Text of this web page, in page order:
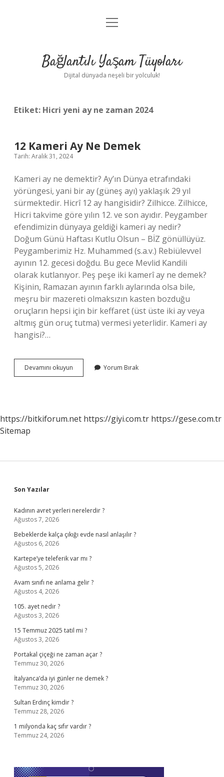
Anasayfa
Yasal Uyarı
menüyü
Bağlantılı Yaşam Tüyoları
Dijital dünyada neşeli bir yolculuk!
Etiket: Hicri yeni ay ne zaman 2024
12 Kameri Ay Ne Demek
Tarih: Aralık 31, 2024
Kameri ay ne demektir? Ay’ın Dünya etrafındaki
yörüngesi, yani bir ay (güneş ayı) yaklaşık 29 yıl
sürmektedir. Hicrî 12 ay hangisidir? Zilhicce. Zilhicce,
Hicri takvime göre yılın 12. ve son ayıdır. Peygamber
efendimizin dünyaya geldiği kameri ay nedir?
Doğum Günü Haftası Kutlu Olsun – BİZ gönüllüyüz.
Peygamberimiz Hz. Muhammed (s.a.v.) Rebiülevvel
ayının 12. gecesi doğdu. Bu gece Mevlid Kandili
olarak kutlanıyor. Peş peşe iki kamerî ay ne demek?
Kişinin, Ramazan ayının farklı aylarında olsa bile,
meşru bir mazereti olmaksızın kasten bozduğu
oruçların hepsi için bir keffaret (üst üste iki ay veya
altmış gün oruç tutma) vermesi yeterlidir. Kameri ay
hangisi?…
Devamını okuyun
Kameri
Yorum Bırak
https://bitkiforum.net https://giyi.com.tr https://gese.com.tr
Sitemap
Sidebar
Son Yazılar
Kadının avret yerleri nerelerdir ?
Ağustos 7, 2026
Bebeklerde kalça çıkığı evde nasıl anlaşılır ?
Ağustos 6, 2026
Kartepe’ye teleferik var mı ?
Ağustos 5, 2026
Avam sınıfı ne anlama gelir ?
Ağustos 4, 2026
105. ayet nedir ?
Ağustos 3, 2026
15 Temmuz 2025 tatil mi ?
Ağustos 3, 2026
Portakal çiçeği ne zaman açar ?
Temmuz 30, 2026
İtalyanca’da iyi günler ne demek ?
Temmuz 30, 2026
Sultan Erdinç kimdir ?
Temmuz 28, 2026
1 milyonda kaç sıfır vardır ?
Temmuz 24, 2026